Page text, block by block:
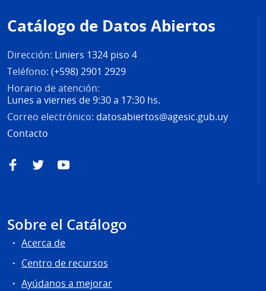
de
página
Catálogo de Datos Abiertos
Dirección: Liniers 1324 piso 4
Teléfono: (+598) 2901 2929
Horario de atención:
Lunes a viernes de 9:30 a 17:30 hs.
Correo electrónico: datosabiertos@agesic.gub.uy
Contacto
FacebookTwitterYouTube
Sobre el Catálogo
Acerca de
Centro de recursos
Ayúdanos a mejorar